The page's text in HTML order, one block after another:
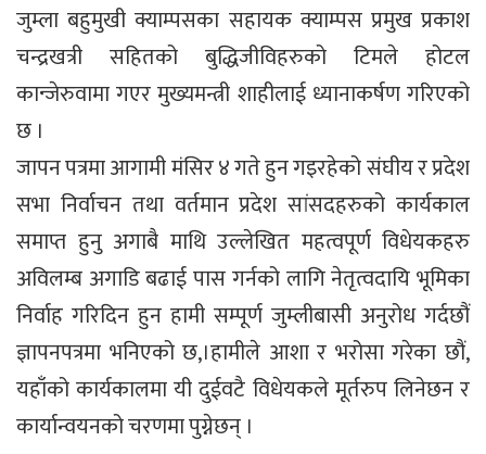
जुम्ला बहुमुखी क्याम्पसका सहायक क्याम्पस प्रमुख प्रकाश
चन्द्रखत्री सहितको बुद्धिजीविहरुको टिमले होटल
कान्जेरुवामा गएर मुख्यमन्त्री शाहीलाई ध्यानाकर्षण गरिएको
छ ।
जापन पत्रमा आगामी मंसिर ४ गते हुन गइरहेको संघीय र प्रदेश
सभा निर्वाचन तथा वर्तमान प्रदेश सांसदहरुको कार्यकाल
समाप्त हुनु अगाबै माथि उल्लेखित महत्वपूर्ण विधेयकहरु
अविलम्ब अगाडि बढाई पास गर्नको लागि नेतृत्वदायि भूमिका
निर्वाह गरिदिन हुन हामी सम्पूर्ण जुम्लीबासी अनुरोध गर्दछौं
ज्ञापनपत्रमा भनिएको छ,।हामीले आशा र भरोसा गरेका छौं,
यहाँको कार्यकालमा यी दुईवटै विधेयकले मूर्तरुप लिनेछन र
कार्यान्वयनको चरणमा पुग्नेछन् ।